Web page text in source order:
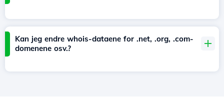
Kan jeg endre whois-dataene for .net, .org, .com-
domenene osv.?